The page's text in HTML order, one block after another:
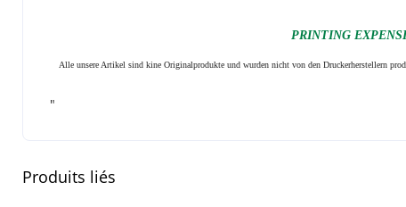
PRINTING
Alle unsere Artikel sind kine Originalprodukte und wurden nicht von den Druckerherstellern
"
Produits liés